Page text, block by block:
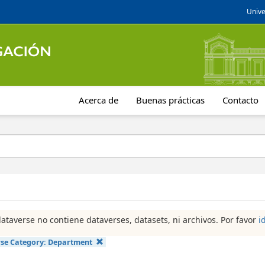
Acerca de Buenas prácticas Contacto
no contiene dataverses, datasets, ni archivos. Por favor
Category: Department